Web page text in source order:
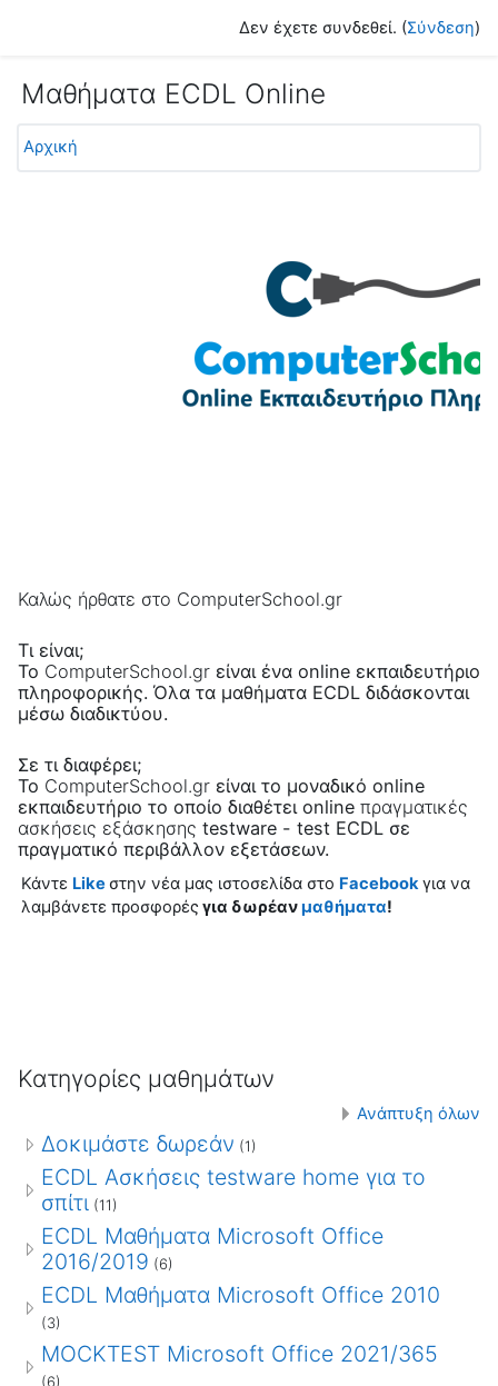
Δεν έχετε συνδεθεί. (Σύνδεση)
Μαθήματα ECDL Online
Αρχική
Καλώς ήρθατε στο ComputerSchool.gr
Τι είναι;
Το ComputerSchool.gr είναι ένα online εκπαιδευτήριο
πληροφορικής. Όλα τα μαθήματα ECDL διδάσκονται
μέσω διαδικτύου.
Σε τι διαφέρει;
Το ComputerSchool.gr είναι το μοναδικό online
εκπαιδευτήριο το οποίο διαθέτει online πραγματικές
ασκήσεις εξάσκησης testware - test ECDL σε
πραγματικό περιβάλλον εξετάσεων.
Κάντε Likeστην νέα μας ιστοσελίδα στο Facebook για να
λαμβάνετε προσφορές για δωρέανμαθήματα!
Κατηγορίες μαθημάτων
Ανάπτυξη όλων
Δοκιμάστε δωρεάν (1)
ECDL Ασκήσεις testware home για το
σπίτι (11)
ECDL Μαθήματα Microsoft Office
2016/2019 (6)
ECDL Μαθήματα Microsoft Office 2010
(3)
MOCKTEST Microsoft Office 2021/365
(6)